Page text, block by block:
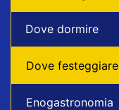
Dove dormire
Dove festeggiare
Enogastronomia